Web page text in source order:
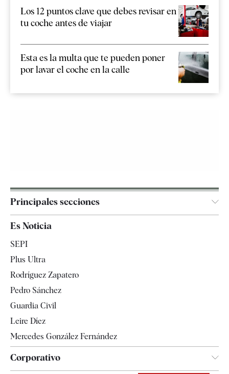
Los 12 puntos clave que debes revisar en
tu coche antes de viajar
Esta es la multa que te pueden poner
por lavar el coche en la calle
Principales secciones
España
Televisión
Es Noticia
SEPI
Plus Ultra
Rodríguez Zapatero
Pedro Sánchez
Guardia Civil
Leire Díez
Mercedes González Fernández
Corporativo